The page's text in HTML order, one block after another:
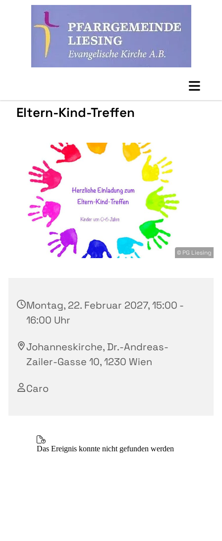
Eltern-Kind-Treffen
© PG Liesing
Montag, 22. Februar 2027, 15:00 -
16:00 Uhr
Johanneskirche, Dr.-Andreas-
Zailer-Gasse 10, 1230 Wien
Caro